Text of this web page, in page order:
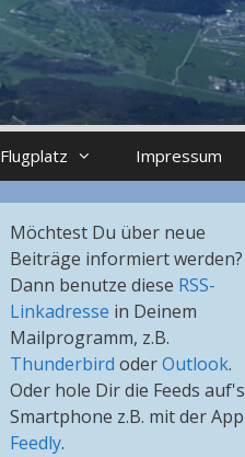
Flugplatz Impressum
Möchtest Du über neue
Beiträge informiert werden?
Dann benutze diese RSS-
Linkadresse in Deinem
Mailprogramm, z.B.
Thunderbird oderOutlook.
Oder hole Dir die Feeds auf's
Smartphone z.B. mit der App
Feedly.